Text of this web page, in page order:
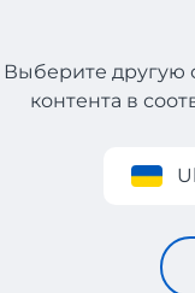
Регистрация
Выберите другую
контента в
Ткани с
Ткани с